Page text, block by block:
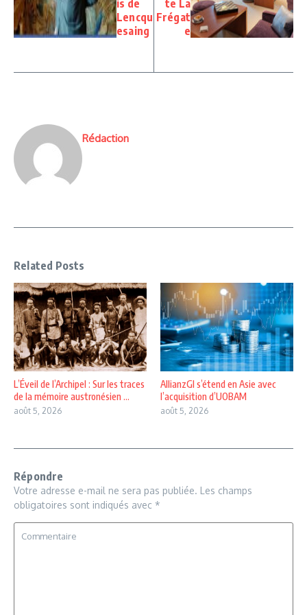
is de
Lencqu
esaing
te La
Frégat
e
Rédaction
Related Posts
L’Éveil de l’Archipel : Sur les traces
de la mémoire austronésien ...
août 5, 2026
AllianzGI s’étend en Asie avec
l’acquisition d’UOBAM
août 5, 2026
Répondre
Votre adresse e-mail ne sera pas publiée. Les champs
obligatoires sont indiqués avec *